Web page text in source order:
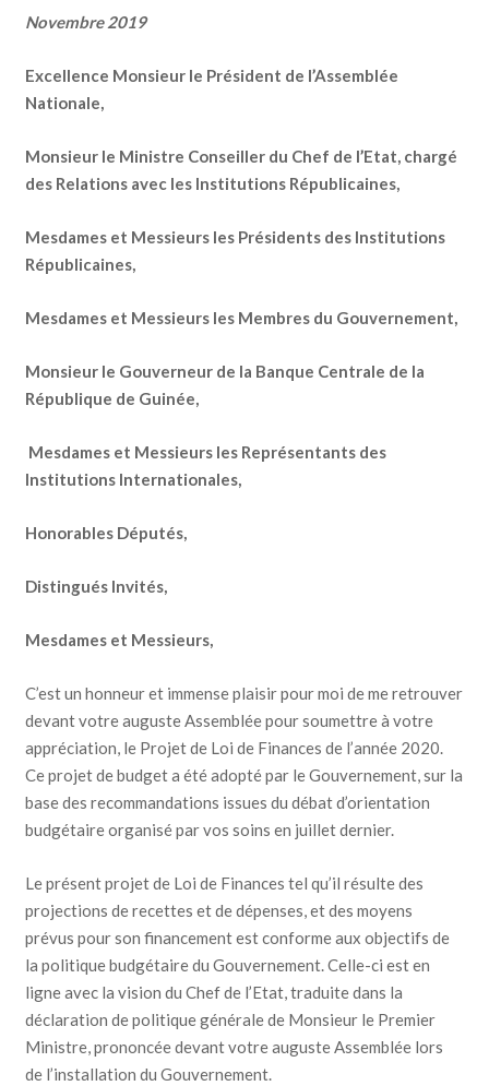
Novembre 2019
Excellence Monsieur le Président de l’Assemblée
Nationale,
Monsieur le Ministre Conseiller du Chef de l’Etat, chargé
des Relations avec les Institutions Républicaines,
Mesdames et Messieurs les Présidents des Institutions
Républicaines,
Mesdames et Messieurs les Membres du Gouvernement,
Monsieur le Gouverneur de la Banque Centrale de la
République de Guinée,
Mesdames et Messieurs les Représentants des
Institutions Internationales,
Honorables Députés,
Distingués Invités,
Mesdames et Messieurs,
C’est un honneur et immense plaisir pour moi de me retrouver
devant votre auguste Assemblée pour soumettre à votre
appréciation, le Projet de Loi de Finances de l’année 2020.
Ce projet de budget a été adopté par le Gouvernement, sur la
base des recommandations issues du débat d’orientation
budgétaire organisé par vos soins en juillet dernier.
Le présent projet de Loi de Finances tel qu’il résulte des
projections de recettes et de dépenses, et des moyens
prévus pour son financement est conforme aux objectifs de
la politique budgétaire du Gouvernement. Celle-ci est en
ligne avec la vision du Chef de l’Etat, traduite dans la
déclaration de politique générale de Monsieur le Premier
Ministre, prononcée devant votre auguste Assemblée lors
de l’installation du Gouvernement.